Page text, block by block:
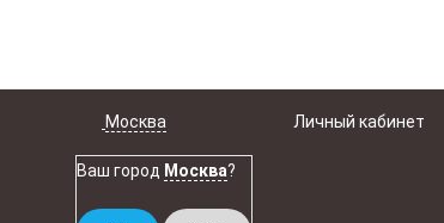
Москва
Ваш город Москва?
Личный кабинет